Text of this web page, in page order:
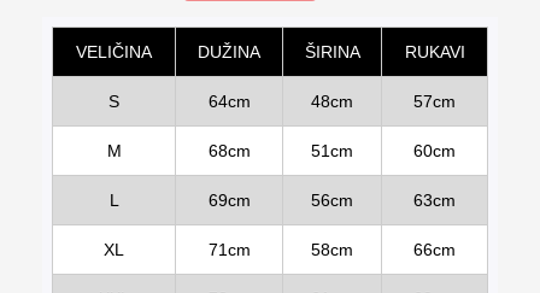
Alternative:
VELIČINA
DUŽINA ŠIRINA RUKAVI
S 64cm 48cm 57cm
M 68cm 51cm 60cm
L 69cm 56cm 63cm
XL 71cm 58cm 66cm